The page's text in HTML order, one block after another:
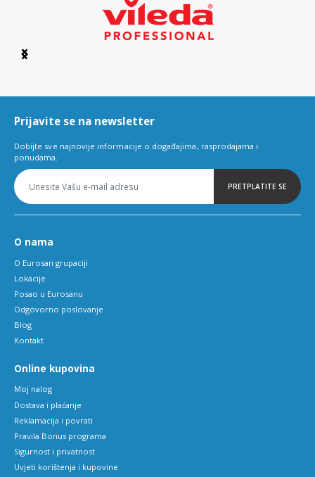
Item
6
Prijavite se na newsletter
Dobijte sve najnovije informacije o događajima, rasprodajama i
ponudama.
PRETPLATITE SE
O nama
O Eurosan grupaciji
Lokacije
Posao u Eurosanu
Odgovorno poslovanje
Blog
Kontakt
Online kupovina
Moj nalog
Dostava i plaćanje
Reklamacija i povrati
Pravila Bonus programa
Sigurnost i privatnost
Uvjeti korištenja i kupovine